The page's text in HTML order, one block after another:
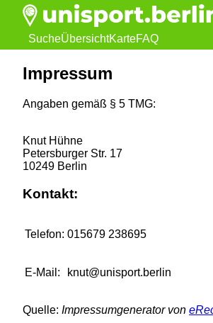
SucheÜbersichtKarteFAQ
Impressum
Angaben gemäß § 5 TMG:
Knut Hühne
Petersburger Str. 17
10249 Berlin
Kontakt:
Telefon: 015679 238695
E-Mail: knut@unisport.berlin
Quelle: Impressumgenerator von